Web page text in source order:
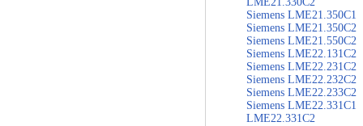
Siemens LME21.350C1
Siemens LME21.350C2
Siemens LME21.550C2
Siemens LME22.131C2
Siemens LME22.231C2
Siemens LME22.232C2
Siemens LME22.233C2
Siemens LME22.331C1
LME22.331C2